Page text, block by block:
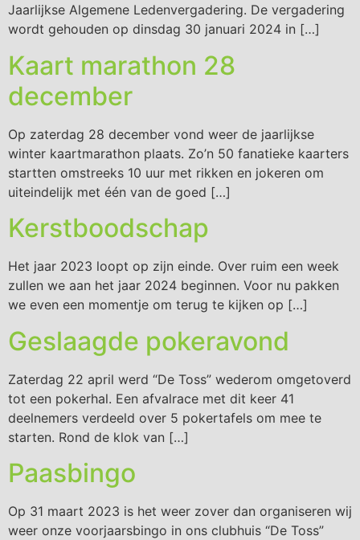
Jaarlijkse Algemene Ledenvergadering. De vergadering
wordt gehouden op dinsdag 30 januari 2024 in […]
Kaart marathon 28
december
Op zaterdag 28 december vond weer de jaarlijkse
winter kaartmarathon plaats. Zo’n 50 fanatieke kaarters
startten omstreeks 10 uur met rikken en jokeren om
uiteindelijk met één van de goed […]
Kerstboodschap
Het jaar 2023 loopt op zijn einde. Over ruim een week
zullen we aan het jaar 2024 beginnen. Voor nu pakken
we even een momentje om terug te kijken op […]
Geslaagde pokeravond
Zaterdag 22 april werd “De Toss” wederom omgetoverd
tot een pokerhal. Een afvalrace met dit keer 41
deelnemers verdeeld over 5 pokertafels om mee te
starten. Rond de klok van […]
Paasbingo
Op 31 maart 2023 is het weer zover dan organiseren wij
weer onze voorjaarsbingo in ons clubhuis “De Toss”